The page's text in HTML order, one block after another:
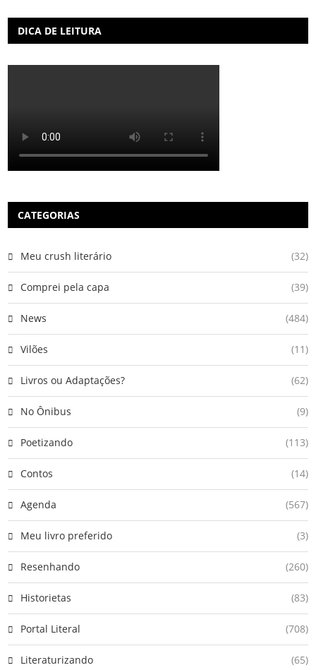
DICA DE LEITURA
CATEGORIAS
Meu crush literário (32)
Comprei pela capa (39)
News (484)
Vilões (11)
Livros ou Adaptações? (62)
No Ônibus (9)
Poetizando (113)
Contos (14)
Agenda (567)
Meu livro preferido (3)
Resenhando (260)
Historietas (83)
Portal Literal (708)
Literaturizando (65)